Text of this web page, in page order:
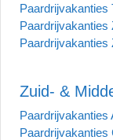
Paardrijvakanties
Paardrijvakanties
Paardrijvakanties
Zuid- &
Paardrijvakanties
Paardrijvakanties